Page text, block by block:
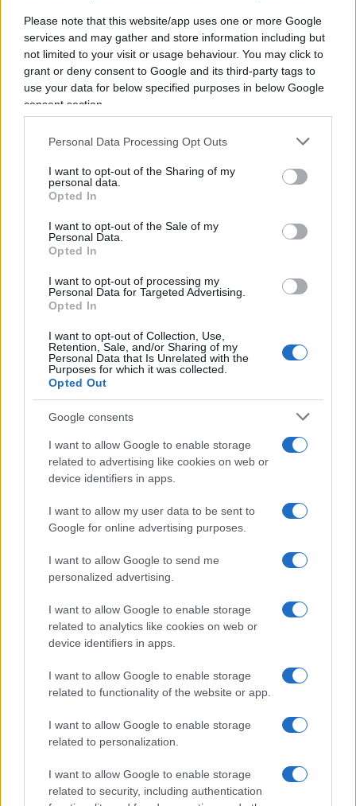
Please note that this website/app uses one or more Google
services and may gather and store information including but
not limited to your visit or usage behaviour. You may click to
grant or deny consent to Google and its third-party tags to
use your data for below specified purposes in below Google
consent section.
Personal Data Processing Opt Outs
I want to opt-out of the Sharing of my
personal data.
Opted In
I want to opt-out of the Sale of my
Personal Data.
Opted In
I want to opt-out of processing my
Personal Data for Targeted Advertising.
Opted In
I want to opt-out of Collection, Use,
Retention, Sale, and/or Sharing of my
Personal Data that Is Unrelated with the
Purposes for which it was collected.
Opted Out
Google consents
I want to allow Google to enable storage
related to advertising like cookies on web or
device identifiers in apps.
I want to allow my user data to be sent to
Google for online advertising purposes.
I want to allow Google to send me
personalized advertising.
I want to allow Google to enable storage
related to analytics like cookies on web or
device identifiers in apps.
I want to allow Google to enable storage
related to functionality of the website or app.
I want to allow Google to enable storage
related to personalization.
I want to allow Google to enable storage
related to security, including authentication
ispirazioni dall’attuale sinistra, che a suo dire, mai
come in questo momento sta dando il “meglio” di sé.
La satira è libertà di espressione o almeno lo è fino a
quando non supera l’indecenza, fino a quando non
offende e non è volgare. Una frase di Alexander
Pushkin lo accompagna da sempre: “Dove non arriva
Trionchetti Povera: “Meno
burocrazia e vincoli per far
correre il Paese”
Marco Tronchetti Provera, Presidente Esecutivo
del gruppo Pirelli, guarda al futuro con
pragmatismo
6 Agosto 2026, 18:30
24.3k
Liberare le energie che l’Italia già possiede per
consentire al Paese di esprimere tutto il proprio
potenziale. La strategia proposta daMarco
, Presidente Esecutivo del
gruppo Pirelli, guarda al futuro con pragmatismo.
all’Italia la capacità di avere un ruolo centrale.